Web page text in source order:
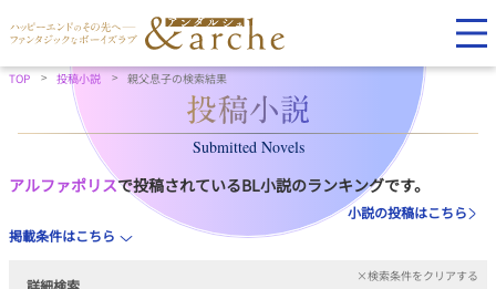
TOP 投稿小説 親父息子の検索結果
Submitted Novels
アルファポリスで投稿されているBL小説のランキングです。
小説の投稿はこちら
掲載条件はこちら
詳細検索
×検索条件をクリアする